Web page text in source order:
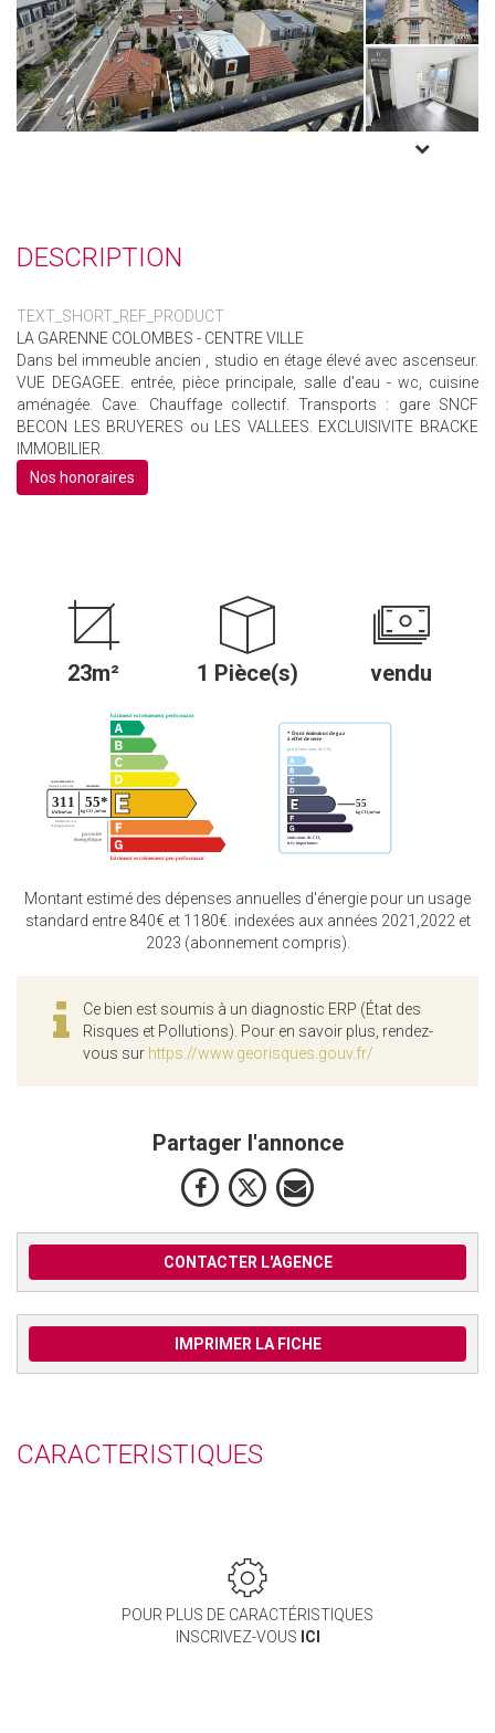
DESCRIPTION
TEXT_SHORT_REF_PRODUCT
LA GARENNE COLOMBES - CENTRE VILLE
Dans bel immeuble ancien , studio en étage élevé avec ascenseur.
VUE DEGAGEE. entrée, pièce principale, salle d'eau - wc, cuisine
aménagée. Cave. Chauffage collectif. Transports : gare SNCF
BECON LES BRUYERES ou LES VALLEES. EXCLUISIVITE BRACKE
IMMOBILIER.
Nos honoraires
23m² 1 Pièce(s) vendu
Montant estimé des dépenses annuelles d'énergie pour un usage
standard entre 840€ et 1180€. indexées aux années 2021,2022 et
2023 (abonnement compris).
Ce bien est soumis à un diagnostic ERP (État des
Risques et Pollutions). Pour en savoir plus, rendez-
vous sur https://www.georisques.gouv.fr/
Partager l'annonce
CONTACTER L'AGENCE
IMPRIMER LA FICHE
CARACTERISTIQUES
POUR PLUS DE CARACTÉRISTIQUES
INSCRIVEZ-VOUS ICI